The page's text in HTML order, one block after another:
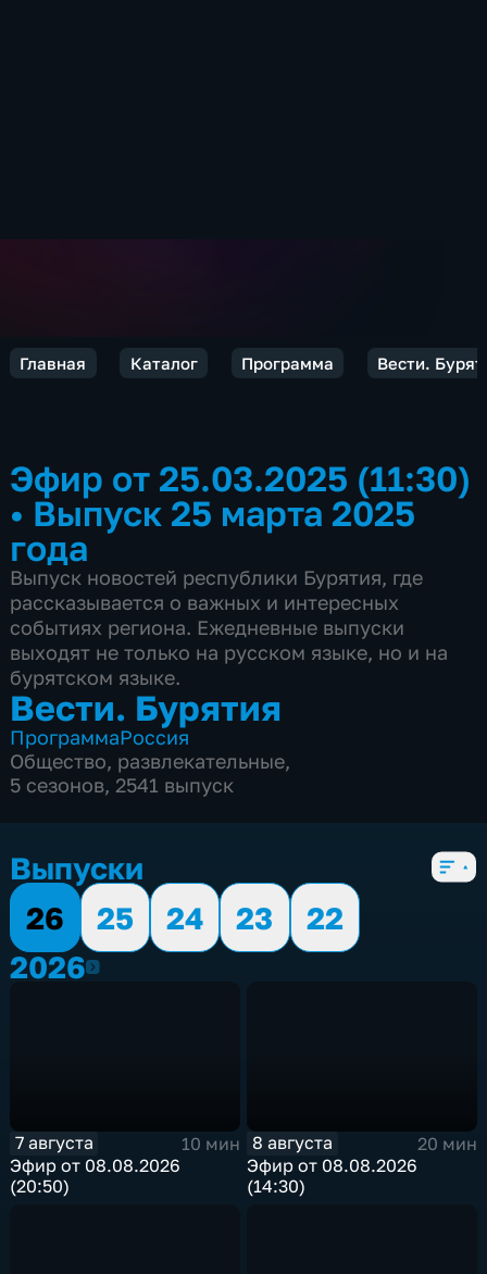
Главная Каталог Программа Вести.
Эфир от 25.03.2025 (11:30)
• Выпуск 25 марта 2025
года
Выпуск новостей республики Бурятия, где
рассказывается о важных и интересных
событиях региона. Ежедневные выпуски
выходят не только на русском языке, но и на
бурятском языке.
Вести. Бурятия
ПрограммаРоссия
Общество, развлекательные,
5 сезонов, 2541 выпуск
Выпуски
26
25 24 23
22
20262026
7 августа
10 мин
Эфир от 08.08.2026
(20:50)
8 августа
20 мин
Эфир от 08.08.2026
(14:30)